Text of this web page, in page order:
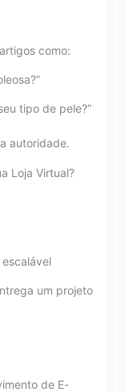
como:
tipo de pele?”
autoridade.
Loja Virtual?
um projeto
de E-